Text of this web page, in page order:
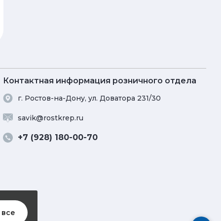
Контактная информация розничного отдела
г. Ростов-на-Дону, ул. Доватора 231/30
savik@rostkrep.ru
+7 (928) 180-00-70